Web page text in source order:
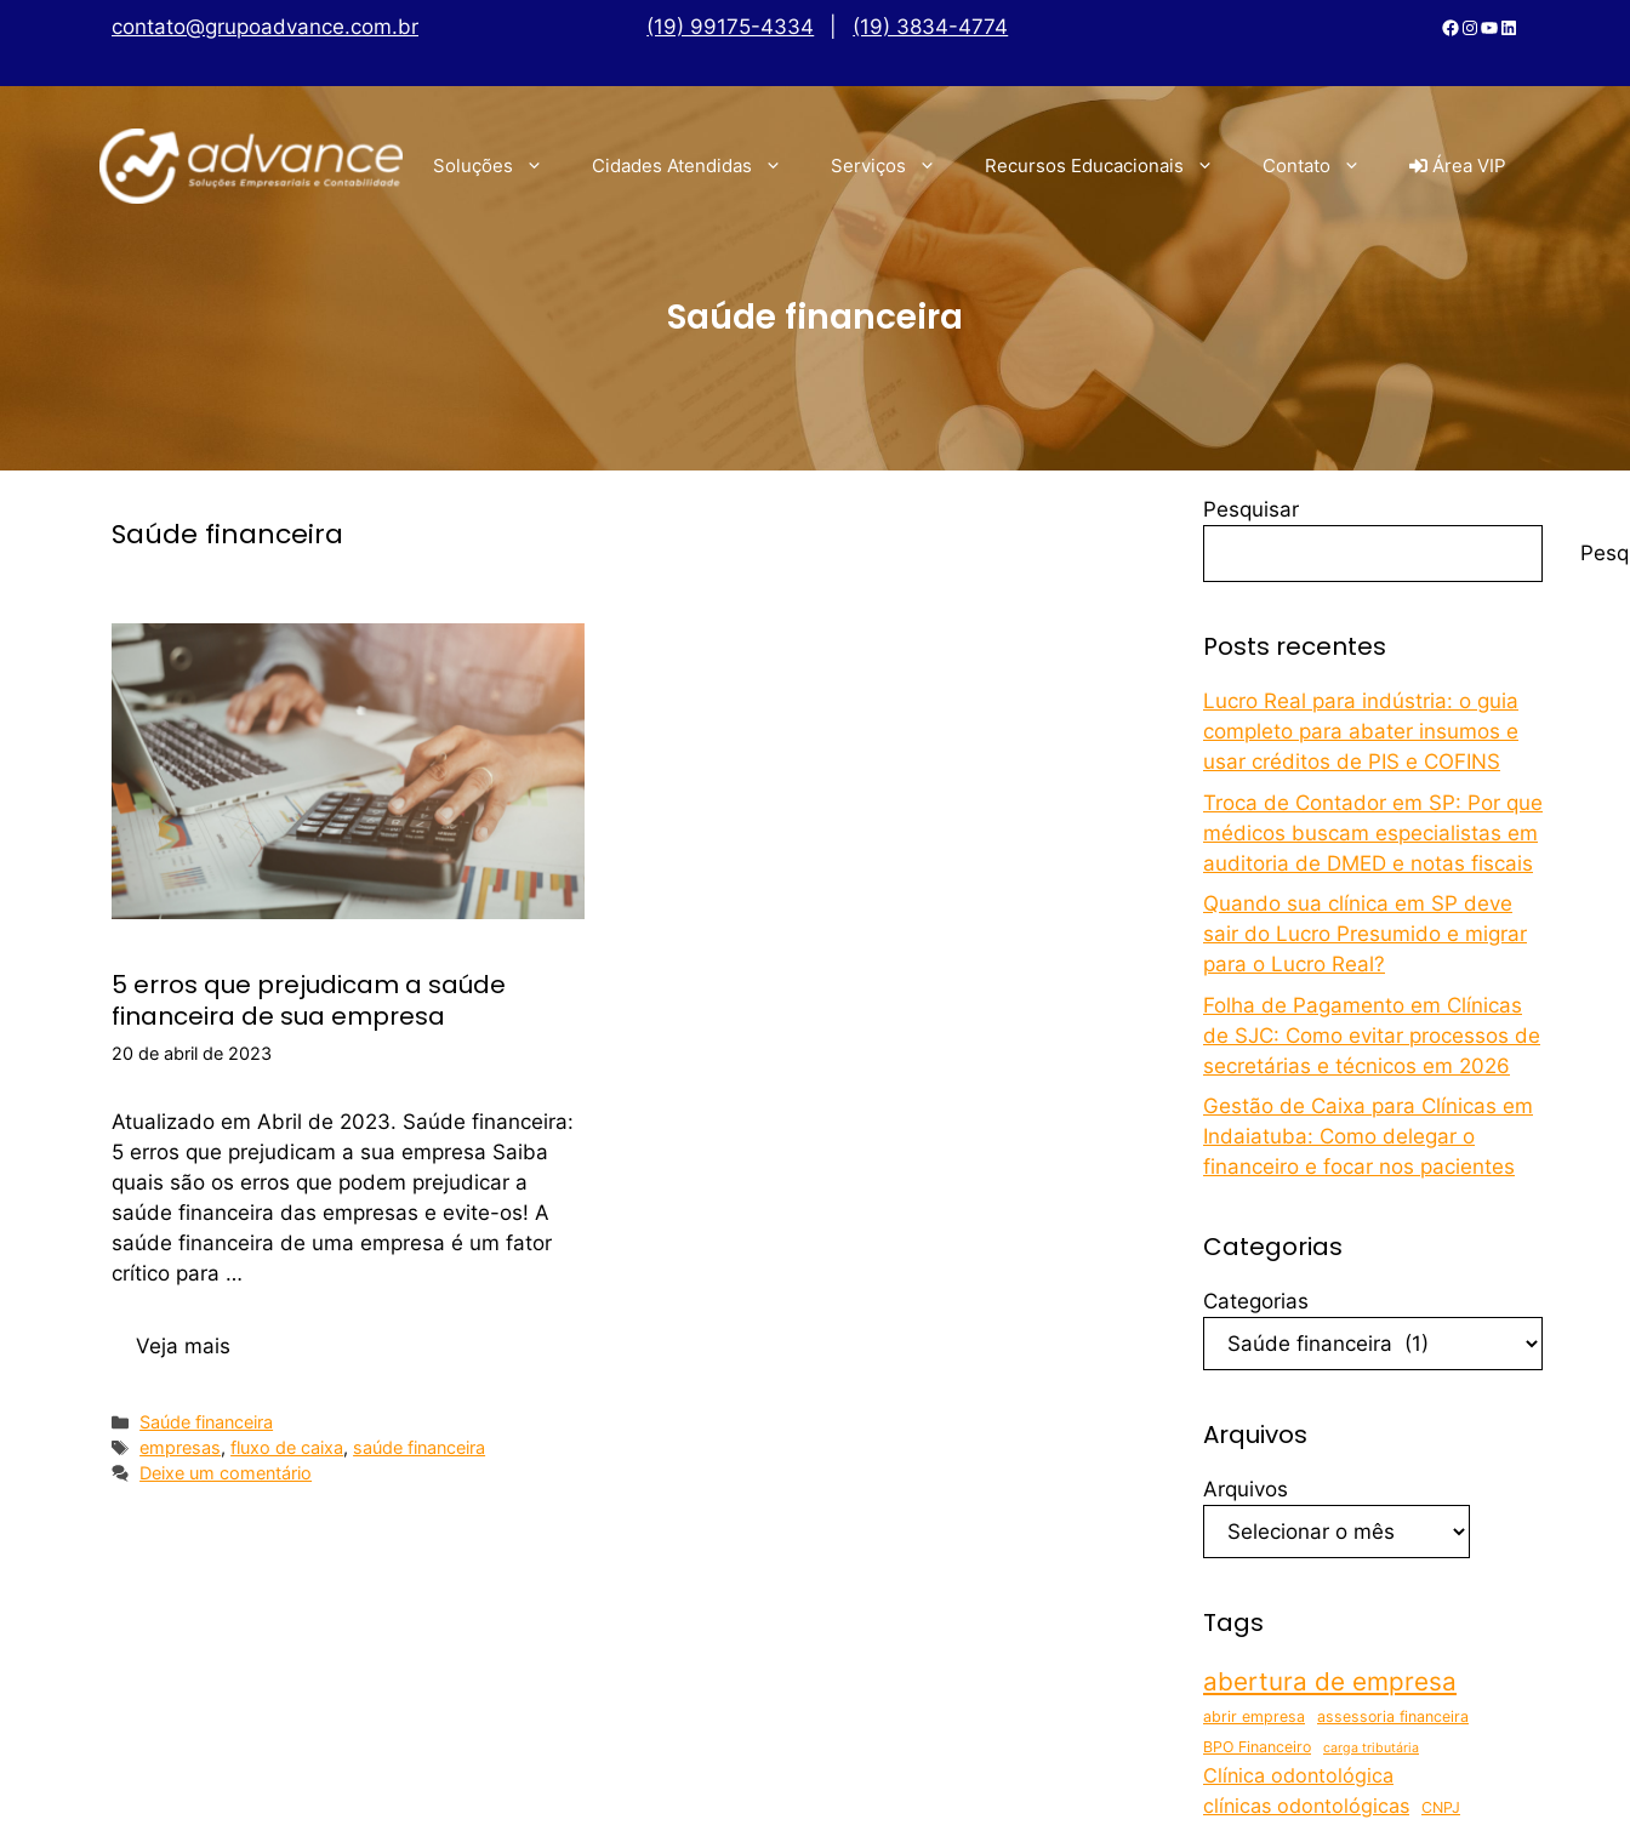
contato@grupoadvance.com.br (19) 99175-4334 (19) 3834-4774
Soluções Cidades Atendidas Serviços Recursos Educacionais Contato Área VIP
Saúde financeira
Saúde financeira
5 erros que prejudicam a saúde
financeira de sua empresa
20 de abril de 2023
Atualizado em Abril de 2023. Saúde financeira:
5 erros que prejudicam a sua empresa Saiba
quais são os erros que podem prejudicar a
saúde financeira das empresas e evite-os! A
saúde financeira de uma empresa é um fator
crítico para …
Veja mais
Saúde financeira
empresas,fluxo de caixa, saúde financeira
Deixe um comentário
Pesquisar
Posts recentes
Lucro Real para indústria: o guia
completo para abater insumos e
usar créditos de PIS e COFINS
Troca de Contador em SP: Por que
médicos buscam especialistas em
auditoria de DMED e notas fiscais
Quando sua clínica em SP deve
sair do Lucro Presumido e migrar
para o Lucro Real?
Folha de Pagamento em Clínicas
de SJC: Como evitar processos de
secretárias e técnicos em 2026
Gestão de Caixa para Clínicas em
Indaiatuba: Como delegar o
financeiro e focar nos pacientes
Categorias
Categorias
Arquivos
Arquivos
Tags
abertura de empresa
abrir empresa
assessoria financeira
BPO Financeiro
carga tributária
Clínica odontológica
clínicas odontológicas
CNPJ